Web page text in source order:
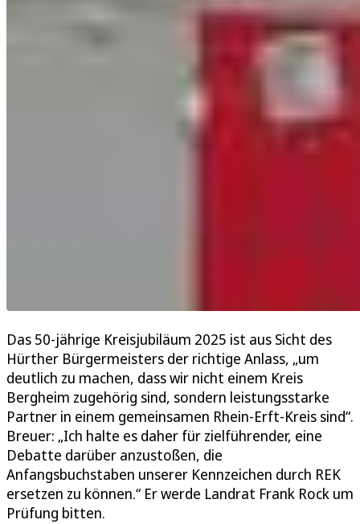
Das 50-jährige Kreisjubiläum 2025 ist aus Sicht des
Hürther Bürgermeisters der richtige Anlass, „um
deutlich zu machen, dass wir nicht einem Kreis
Bergheim zugehörig sind, sondern leistungsstarke
Partner in einem gemeinsamen Rhein-Erft-Kreis sind“.
Breuer: „Ich halte es daher für zielführender, eine
Debatte darüber anzustoßen, die
Anfangsbuchstaben unserer Kennzeichen durch REK
ersetzen zu können.“ Er werde Landrat Frank Rock um
Prüfung bitten.